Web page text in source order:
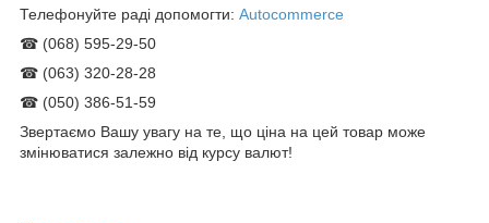
Телефонуйте раді допомогти: Autocommerce
☎ (068) 595-29-50
☎ (063) 320-28-28
☎ (050) 386-51-59
Звертаємо Вашу увагу на те, що ціна на цей товар може
змінюватися залежно від курсу валют!